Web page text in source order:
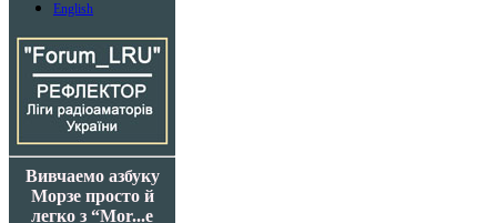
English
Вивчаемо азбуку
Морзе просто й
легко з “Mor...e